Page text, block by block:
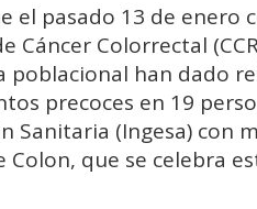
el pasado 13 de enero
Cáncer Colorrectal
poblacional han dado
precoces en 19
Sanitaria (Ingesa) con
Colon, que se celebra